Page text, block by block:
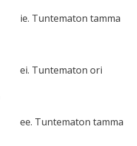
ie. Tuntematon tamma
ei. Tuntematon ori
ee. Tuntematon tamma